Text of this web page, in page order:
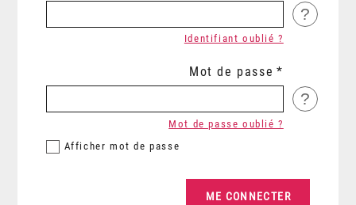
?
Identifiant oublié ?
Mot de passe
?
Afficher mot de passe
Mot de passe oublié ?